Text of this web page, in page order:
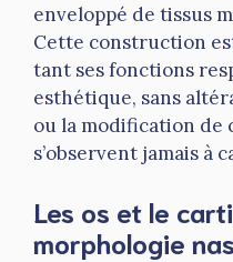
enveloppé de tissus
Cette construction
tant ses fonctions
esthétique, sans
ou la modification
s’observent jamais à
Les os et le
morphologie